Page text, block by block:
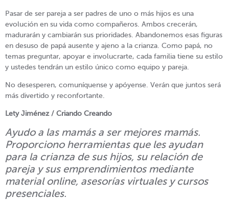
Pasar de ser pareja a ser padres de uno o más hijos es una
evolución en su vida como compañeros. Ambos crecerán,
madurarán y cambiarán sus prioridades. Abandonemos esas figuras
en desuso de papá ausente y ajeno a la crianza. Como papá, no
temas preguntar, apoyar e involucrarte, cada familia tiene su estilo
y ustedes tendrán un estilo único como equipo y pareja.
No desesperen, comuníquense y apóyense. Verán que juntos será
más divertido y reconfortante.
Lety Jiménez / Criando Creando
Ayudo a las mamás a ser mejores mamás.
Proporciono herramientas que les ayudan
para la crianza de sus hijos, su relación de
pareja y sus emprendimientos mediante
material online, asesorías virtuales y cursos
presenciales.